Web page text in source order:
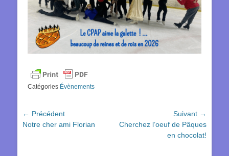
Catégories Évènements
Navigation
de
← Précédent
Article
Notre cher ami Florian
Suivant →
Article
Cherchez l’oeuf de Pâques
en chocolat!